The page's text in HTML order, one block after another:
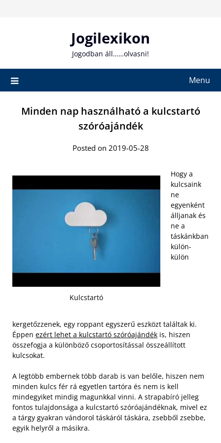
Jogilexikon
Jogodban áll……olvasni!
Menu
Minden nap használható a kulcstartó
szóróajándék
Posted on 2019-05-28
Kulcstartó
Hogy a
kulcsaink
ne
egyenként
álljanak és
ne a
táskánkban
külön-
külön
kergetőzzenek, egy roppant egyszerű eszközt találtak ki.
Éppen ezért lehet a kulcstartó szóróajándék is, hiszen
összefogja a különböző csoportosítással összeállított
kulcsokat.
A legtöbb embernek több darab is van belőle, hiszen nem
minden kulcs fér rá egyetlen tartóra és nem is kell
mindegyiket mindig magunkkal vinni. A strapabíró jelleg
fontos tulajdonsága a kulcstartó szóróajándéknak, mivel ez
a tárgy gyakran vándorol táskáról táskára, zsebből zsebbe,
egyik helyről a másikra.